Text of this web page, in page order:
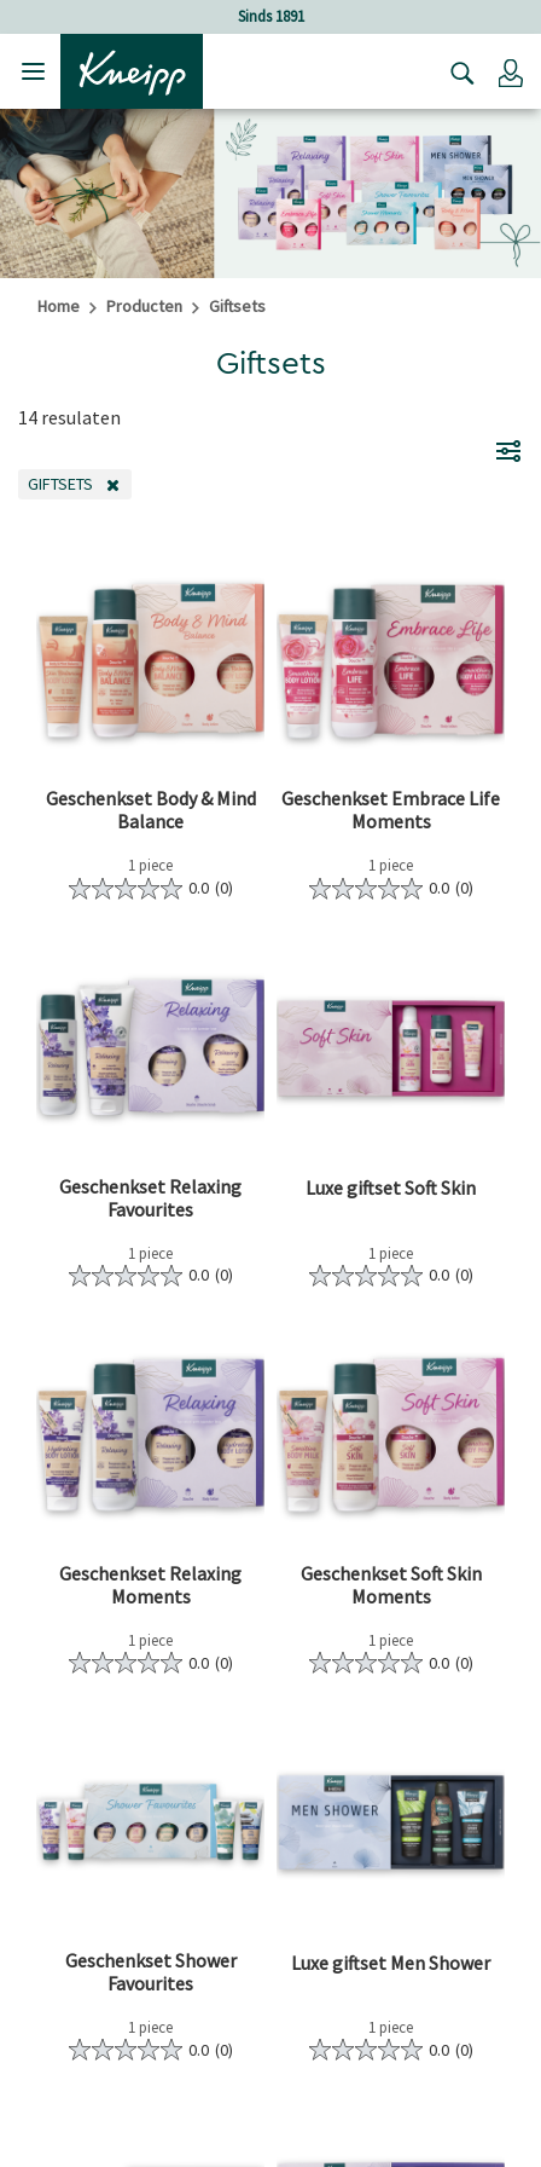
Verder gaan naar hoofdinhoud.
Sinds 1891
Home Producten Giftsets
Giftsets
14 resulaten
GIFTSETS
Geschenkset Body & Mind
Balance
1 piece
0.0 (0)
Geschenkset Embrace Life
Moments
1 piece
0.0 (0)
Geschenkset Relaxing
Favourites
1 piece
0.0 (0)
Luxe giftset Soft Skin
1 piece
0.0 (0)
Geschenkset Relaxing
Moments
1 piece
0.0 (0)
Geschenkset Soft Skin
Moments
1 piece
0.0 (0)
Geschenkset Shower
Favourites
1 piece
0.0 (0)
Luxe giftset Men Shower
1 piece
0.0 (0)